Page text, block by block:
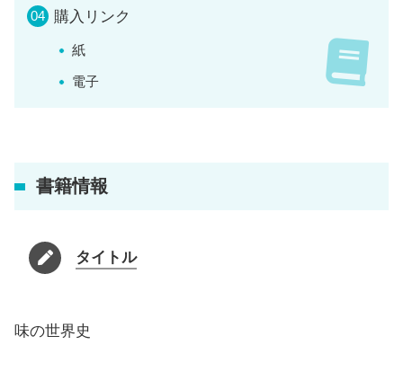
購入リンク
紙
電子
書籍情報
タイトル
味の世界史